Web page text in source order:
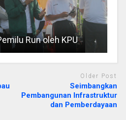
Run oleh KPU
Older Post
Seimbangkan
Pembangunan Infrastruktur
dan Pemberdayaan